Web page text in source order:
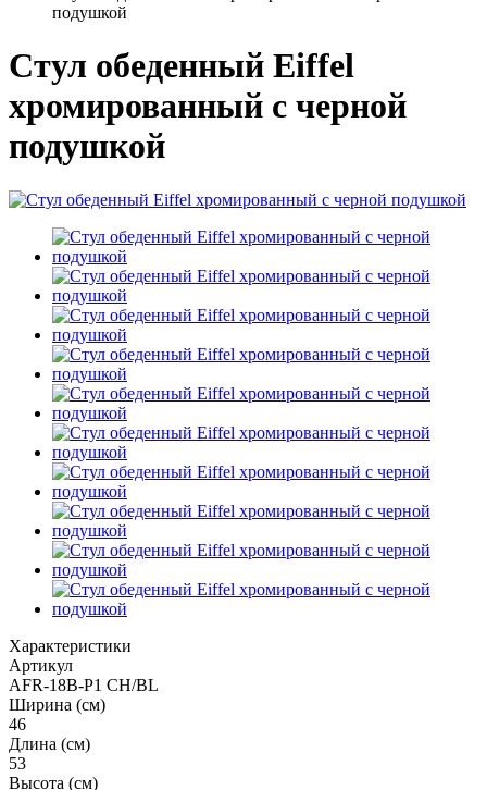
подушкой
Стул обеденный Eiffel
хромированный с черной
подушкой
Характеристики
Артикул
AFR-18B-P1 CH/BL
Ширина (см)
46
Длина (см)
53
Высота (см)